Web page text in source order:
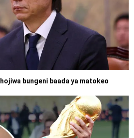
bungeni baada ya matokeo